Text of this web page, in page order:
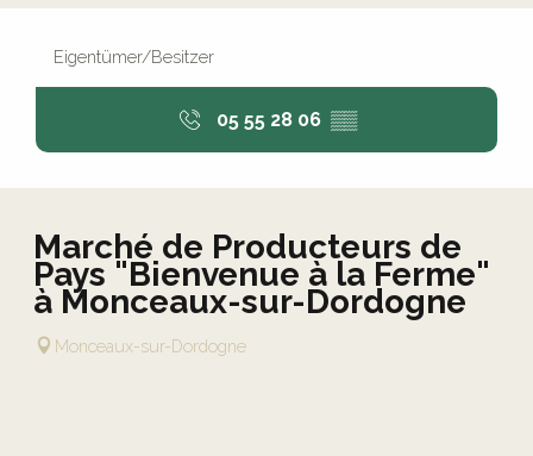
Eigentümer/Besitzer
05 55 28 06 ▒▒
Marché de Producteurs de
Pays "Bienvenue à la Ferme"
à Monceaux-sur-Dordogne
Monceaux-sur-Dordogne